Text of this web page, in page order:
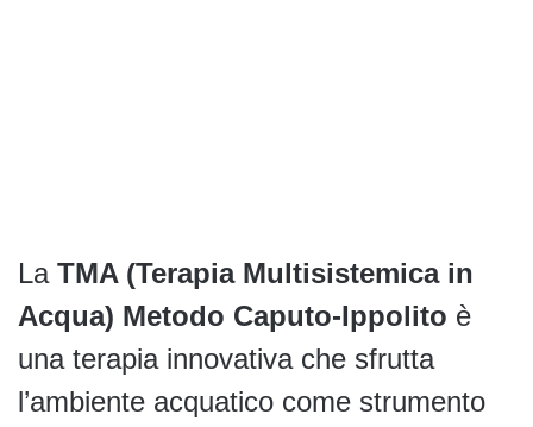
La TMA (Terapia Multisistemica in
Acqua) Metodo Caputo-Ippolito è
una terapia innovativa che sfrutta
l’ambiente acquatico come strumento